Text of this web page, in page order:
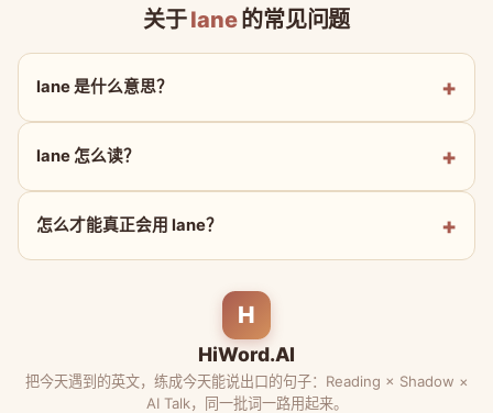
关于lane的常见问题
lane 是什么意思？
lane 怎么读？
怎么才能真正会用 lane？
H
HiWord.AI
把今天遇到的英文，练成今天能说出口的句子：Reading × Shadow ×
AI Talk，同一批词一路用起来。